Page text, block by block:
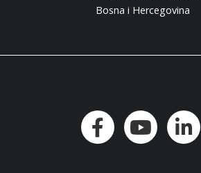
Bosna i Hercegovina